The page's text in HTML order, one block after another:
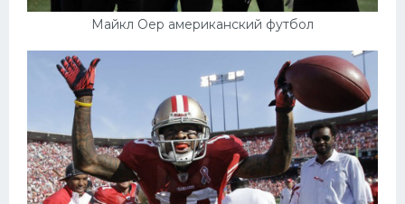
Майкл Оер американский футбол